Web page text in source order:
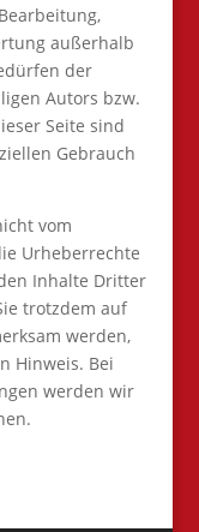
außerhalb
der
Autors bzw.
Seite sind
Gebrauch
vom
Urheberrechte
Inhalte Dritter
trotzdem auf
werden,
Hinweis. Bei
werden wir